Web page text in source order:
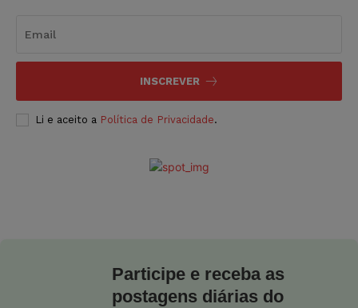
INSCREVER
Li e aceito a Política de Privacidade.
Participe e receba as
postagens diárias do